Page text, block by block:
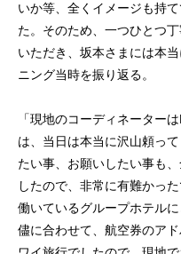
いか等、全くイメージも持
た。そのため、一つひとつ
いただき、坂本さまには本
ニング当時を振り返る。
「現地のコーディネーター
は、当日は本当に沢山頼っ
たい事、お願いしたい事も
したので、非常に有難かっ
働いているグループホテル
儘に合わせて、航空券のア